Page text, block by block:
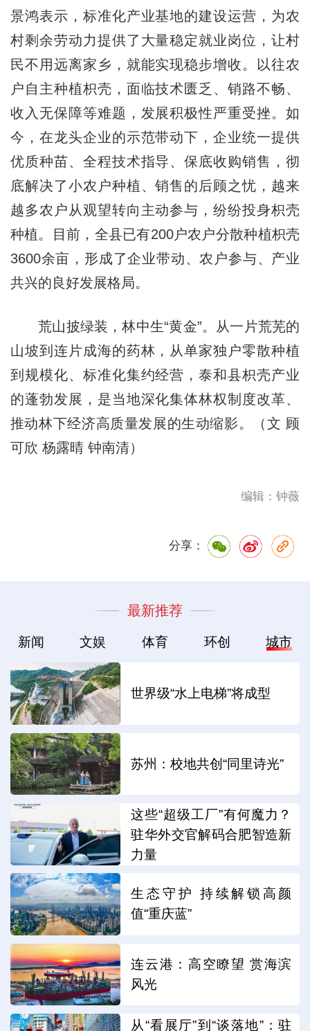
景鸿表示，标准化产业基地的建设运营，为农
村剩余劳动力提供了大量稳定就业岗位，让村
民不用远离家乡，就能实现稳步增收。以往农
户自主种植枳壳，面临技术匮乏、销路不畅、
收入无保障等难题，发展积极性严重受挫。如
今，在龙头企业的示范带动下，企业统一提供
优质种苗、全程技术指导、保底收购销售，彻
底解决了小农户种植、销售的后顾之忧，越来
越多农户从观望转向主动参与，纷纷投身枳壳
种植。目前，全县已有200户农户分散种植枳壳
3600余亩，形成了企业带动、农户参与、产业
共兴的良好发展格局。
荒山披绿装，林中生“黄金”。从一片荒芜的
山坡到连片成海的药林，从单家独户零散种植
到规模化、标准化集约经营，泰和县枳壳产业
的蓬勃发展，是当地深化集体林权制度改革、
推动林下经济高质量发展的生动缩影。（文 顾
可欣 杨露晴 钟南清）
编辑：钟薇
分享：
最新推荐
新闻 文娱 体育 环创 城市
世界级“水上电梯”将成型
苏州：校地共创“同里诗光”
这些“超级工厂”有何魔力？
驻华外交官解码合肥智造新
力量
生态守护 持续解锁高颜
值“重庆蓝”
连云港：高空瞭望 赏海滨
风光
从“看展厅”到“谈落地”：驻